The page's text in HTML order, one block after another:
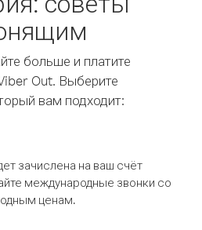
больше и платите
Out. Выберите
вам подходит:
зачислена на ваш счёт
международные звонки со
ценам.